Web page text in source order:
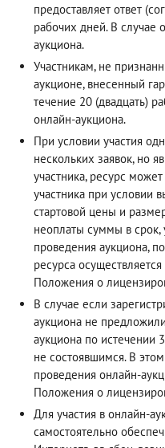
предоставляет ответ
рабочих дней. В случае
аукциона.
Участникам, не
аукционе, внесенный
течение 20 (двадцать)
онлайн-аукциона.
При условии участия
нескольких заявок, но
участника, ресурс
участника при условии
стартовой цены и
неоплаты суммы в срок,
проведения аукциона,
ресурса
Положения о
В случае если
аукциона не
аукциона по истечении
не состоявшимся. В
проведения онлайн-
Положения о
Для участия в онлайн-
самостоятельно